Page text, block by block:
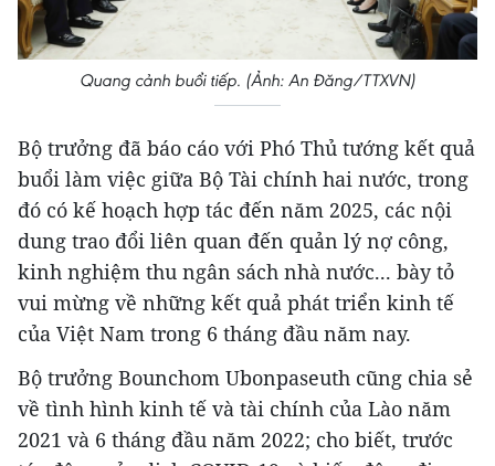
Quang cảnh buổi tiếp. (Ảnh: An Đăng/TTXVN)
Bộ trưởng đã báo cáo với Phó Thủ tướng kết quả
buổi làm việc giữa Bộ Tài chính hai nước, trong
đó có kế hoạch hợp tác đến năm 2025, các nội
dung trao đổi liên quan đến quản lý nợ công,
kinh nghiệm thu ngân sách nhà nước... bày tỏ
vui mừng về những kết quả phát triển kinh tế
của Việt Nam trong 6 tháng đầu năm nay.
Bộ trưởng Bounchom Ubonpaseuth cũng chia sẻ
về tình hình kinh tế và tài chính của Lào năm
2021 và 6 tháng đầu năm 2022; cho biết, trước